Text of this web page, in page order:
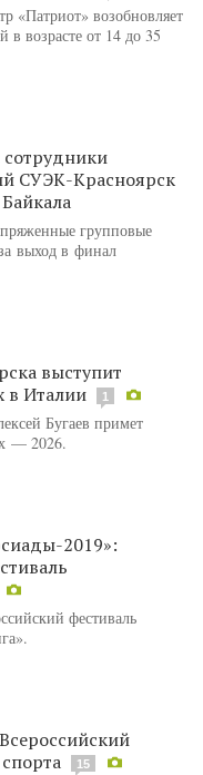
«Патриот» возобновляет
в возрасте от 14 до 35
СУЭК-Красноярск
групповые
выход в финал
выступит
в Италии
1
Бугаев примет
— 2026.
2019»:
фестиваль
15